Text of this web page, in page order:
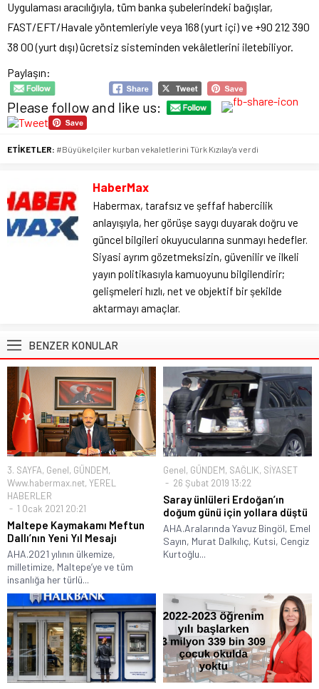
Uygulaması aracılığıyla, tüm banka şubelerindeki bağışlar,
FAST/EFT/Havale yöntemleriyle veya 168 (yurt içi) ve +90 212 390
38 00 (yurt dışı) ücretsiz sisteminden vekâletlerini iletebiliyor.
Paylaşın:
Please follow and like us:
ETİKETLER: #Büyükelçiler kurban vekaletlerini Türk Kızılay'a verdi
HaberMax
Habermax, tarafsız ve şeffaf habercilik
anlayışıyla, her görüşe saygı duyarak doğru ve
güncel bilgileri okuyucularına sunmayı hedefler.
Siyasi ayrım gözetmeksizin, güvenilir ve ilkeli
yayın politikasıyla kamuoyunu bilgilendirir;
gelişmeleri hızlı, net ve objektif bir şekilde
aktarmayı amaçlar.
BENZER KONULAR
3. SAYFA, Genel, GÜNDEM,
Www.habermax.net, YEREL
HABERLER
1 Ocak 2021 20:21
Maltepe Kaymakamı Meftun
Dallı’nın Yeni Yıl Mesajı
AHA.2021 yılının ülkemize,
milletimize, Maltepe’ye ve tüm
insanlığa her türlü...
Genel, GÜNDEM, SAĞLIK, SİYASET
26 Şubat 2019 13:22
Saray ünlüleri Erdoğan’ın
doğum günü için yollara düştü
AHA.Aralarında Yavuz Bingöl, Emel
Sayın, Murat Dalkılıç, Kutsi, Cengiz
Kurtoğlu...